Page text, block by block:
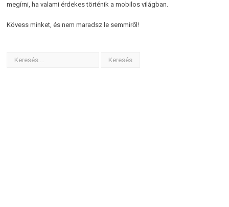
megírni, ha valami érdekes történik a mobilos világban.
Kövess minket, és nem maradsz le semmiről!